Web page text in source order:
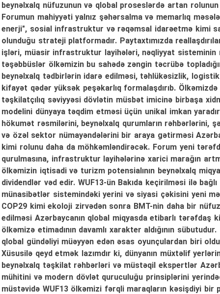
beynəlxalq nüfuzunun və qlobal proseslərdə artan
Forumun mahiyyəti yalnız şəhərsalma və memarlıq
enerji", sosial infrastruktur və rəqəmsal idarəetmə kimi
olunduğu strateji platformadır. Paytaxtımızda
işləri, müasir infrastruktur layihələri, nəqliyyat sisteminin
təşəbbüslər ölkəmizin bu sahədə zəngin təcrübə
beynəlxalq tədbirlərin idarə edilməsi, təhlükəsizlik,
kifayət qədər yüksək peşəkarlıq formalaşdırıb.
təşkilatçılıq səviyyəsi dövlətin müsbət imicinə birbaşa
modelini dünyaya təqdim etməsi üçün unikal imkan
hökumət rəsmilərini, beynəlxalq qurumların rəhbərlərini,
və özəl sektor nümayəndələrini bir araya gətirməsi
kimi rolunu daha da möhkəmləndirəcək. Forum yeni
qurulmasına, infrastruktur layihələrinə xarici marağın
ölkəmizin iqtisadi və turizm potensialının beynəlxalq
dividendlər vəd edir. WUF13-ün Bakıda keçirilməsi ilə
münasibətlər sistemindəki yerini və siyasi çəkisini yeni
COP29 kimi ekoloji zirvədən sonra BMT-nin daha bir
edilməsi Azərbaycanın qlobal miqyasda etibarlı tərəfdaş
ölkəmizə etimadının davamlı xarakter aldığının
qlobal gündəliyi müəyyən edən əsas oyunçulardan biri
Xüsusilə qeyd etmək lazımdır ki, dünyanın müxtəlif
beynəlxalq təşkilat rəhbərləri və müstəqil ekspertlər
mühitini və modern dövlət quruculuğu prinsiplərini
müstəvidə WUF13 ölkəmizi fərqli maraqların kəsişdiyi